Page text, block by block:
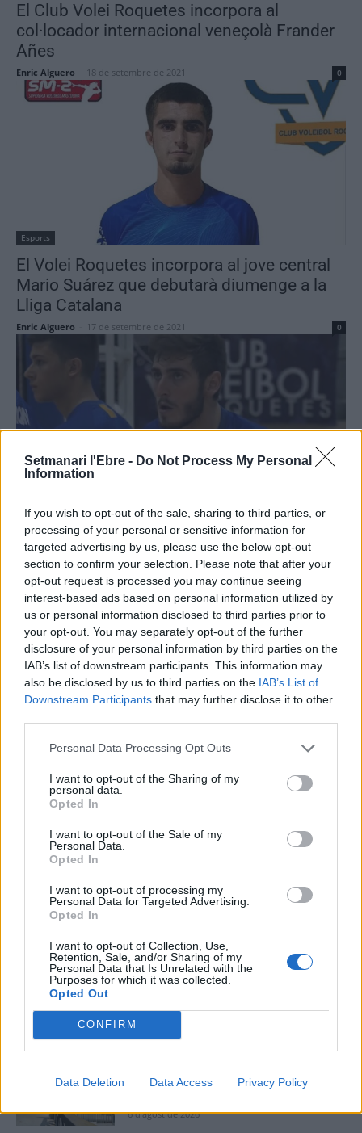
Setmanari l'Ebre - Do Not Process My Personal
Information
If you wish to opt-out of the sale, sharing to third parties, or
processing of your personal or sensitive information for
targeted advertising by us, please use the below opt-out
section to confirm your selection. Please note that after your
opt-out request is processed you may continue seeing
interest-based ads based on personal information utilized by
us or personal information disclosed to third parties prior to
your opt-out. You may separately opt-out of the further
disclosure of your personal information by third parties on the
IAB’s list of downstream participants. This information may
also be disclosed by us to third parties on the IAB’s List of
Downstream Participants that may further disclose it to other
Personal Data Processing Opt Outs
I want to opt-out of the Sharing of my
personal data.
Opted In
I want to opt-out of the Sale of my
Personal Data.
Opted In
I want to opt-out of processing my
Personal Data for Targeted Advertising.
Opted In
I want to opt-out of Collection, Use,
Retention, Sale, and/or Sharing of my
Personal Data that Is Unrelated with the
Purposes for which it was collected.
Opted Out
CONFIRM
Data Deletion Data Access Privacy Policy
El Club Volei Roquetes incorpora al
col·locador internacional veneçolà Frander
Añes
Enric Alguero 18 de setembre de 2021 0
Esports
El Volei Roquetes incorpora al jove central
Mario Suárez que debutarà diumenge a la
Lliga Catalana
Enric Alguero 17 de setembre de 2021 0
El CV Roquetes prepara la seua nova
aventura de la Superlliga-2
Enric Alguero - 11 de setembre de 2021
Societat
Ensorrament de la façana d’una casa
deshabitada a Roquetes
Redaccio - 19 d'octubre de 2021
L’Ajuntament de Tortosa amplia el termini
7 d'agost de 2026
culmina un projecte estratègic que vincula
6 d'agost de 2026